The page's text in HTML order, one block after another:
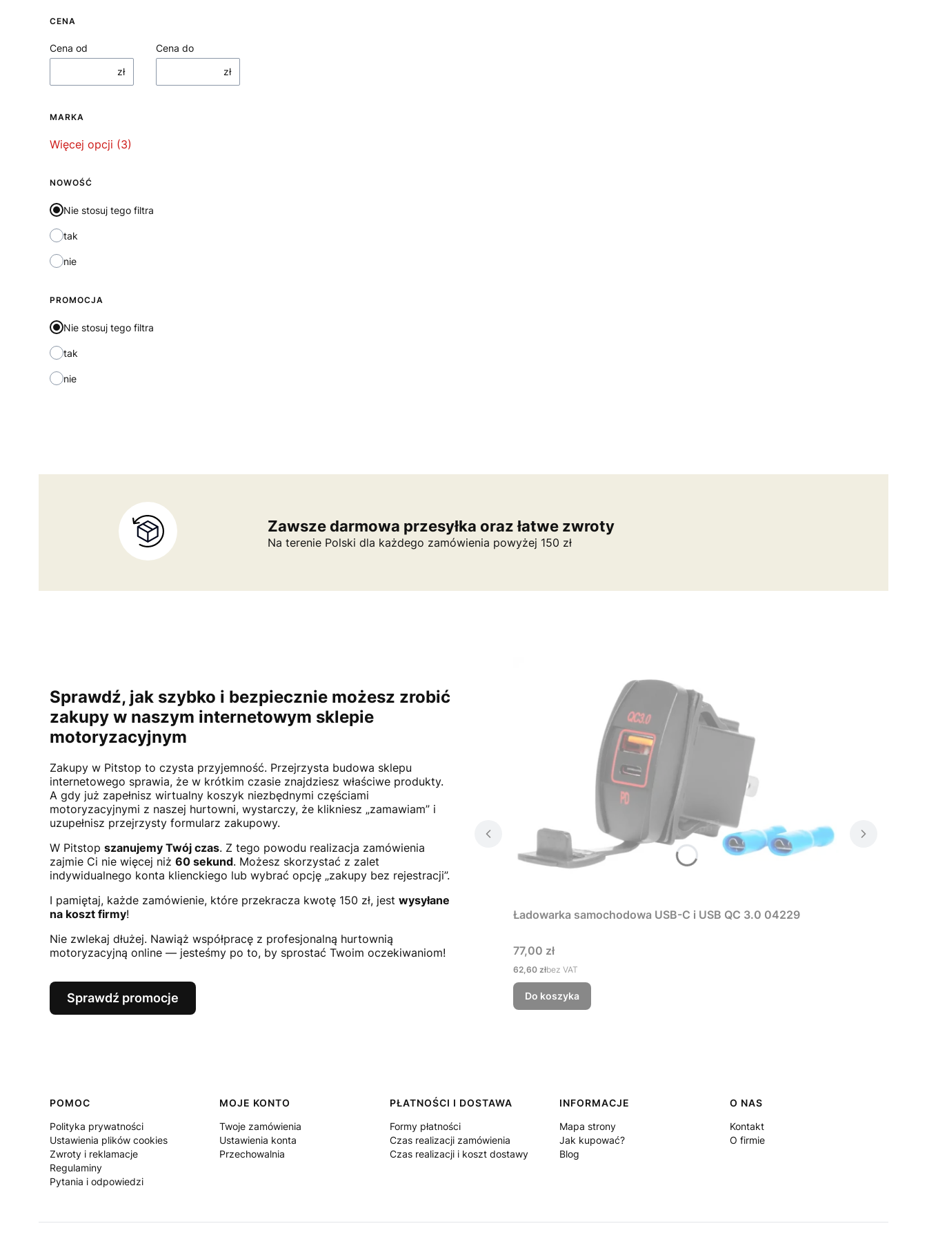
CENA
Cena od
zł
Cena do
zł
MARKA
Marka
Więcej opcji (3)
NOWOŚĆ
Nie stosuj tego filtra
tak
nie
PROMOCJA
Nie stosuj tego filtra
tak
nie
Zawsze darmowa przesyłka oraz łatwe zwroty
Na terenie Polski dla każdego zamówienia powyżej 150 zł
Sprawdź, jak szybko i bezpiecznie możesz zrobić
zakupy w naszym internetowym sklepie
motoryzacyjnym
Zakupy w Pitstop to czysta przyjemność. Przejrzysta budowa sklepu
internetowego sprawia, że w krótkim czasie znajdziesz właściwe produkty.
A gdy już zapełnisz wirtualny koszyk niezbędnymi częściami
motoryzacyjnymi z naszej hurtowni, wystarczy, że klikniesz „zamawiam” i
uzupełnisz przejrzysty formularz zakupowy.
W Pitstop szanujemy Twój czas. Z tego powodu realizacja zamówienia
zajmie Ci nie więcej niż 60 sekund. Możesz skorzystać z zalet
indywidualnego konta klienckiego lub wybrać opcję „zakupy bez rejestracji”.
I pamiętaj, każde zamówienie, które przekracza kwotę 150 zł, jest wysyłane
na koszt firmy!
Nie zwlekaj dłużej. Nawiąż współpracę z profesjonalną hurtownią
motoryzacyjną online — jesteśmy po to, by sprostać Twoim oczekiwaniom!
Sprawdź promocje
Ładowarka samochodowa USB-C i USB QC 3.0 04229
Cena
77,00 zł
Cena
62,60 złbez VAT
Do koszyka
Linki w stopce
POMOC
Polityka prywatności
Ustawienia plików cookies
Zwroty i reklamacje
Regulaminy
Pytania i odpowiedzi
MOJE KONTO
Twoje zamówienia
Ustawienia konta
Przechowalnia
PŁATNOŚCI I DOSTAWA
Formy płatności
Czas realizacji zamówienia
Czas realizacji i koszt dostawy
INFORMACJE
Mapa strony
Jak kupować?
Blog
O NAS
Kontakt
O firmie